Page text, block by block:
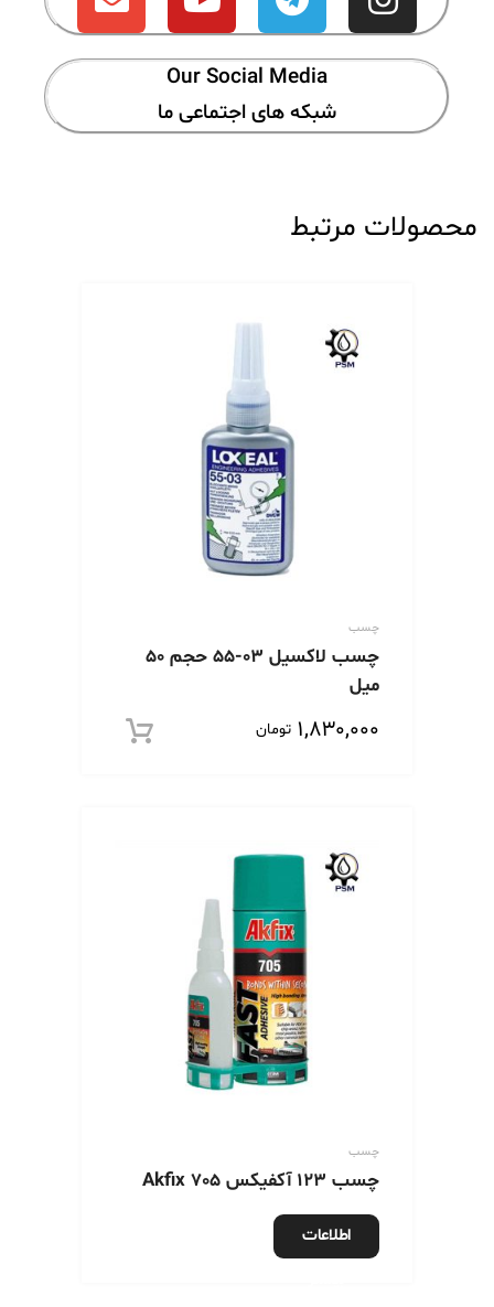
Our Social Media
شبکه های اجتماعی ما
محصولات مرتبط
چسب
چسب لاکسیل 03-55 حجم 50
میل
۱,۸۳۰,۰۰۰ تومان
چسب
چسب 123 آکفیکس 705 Akfix
اطلاعات